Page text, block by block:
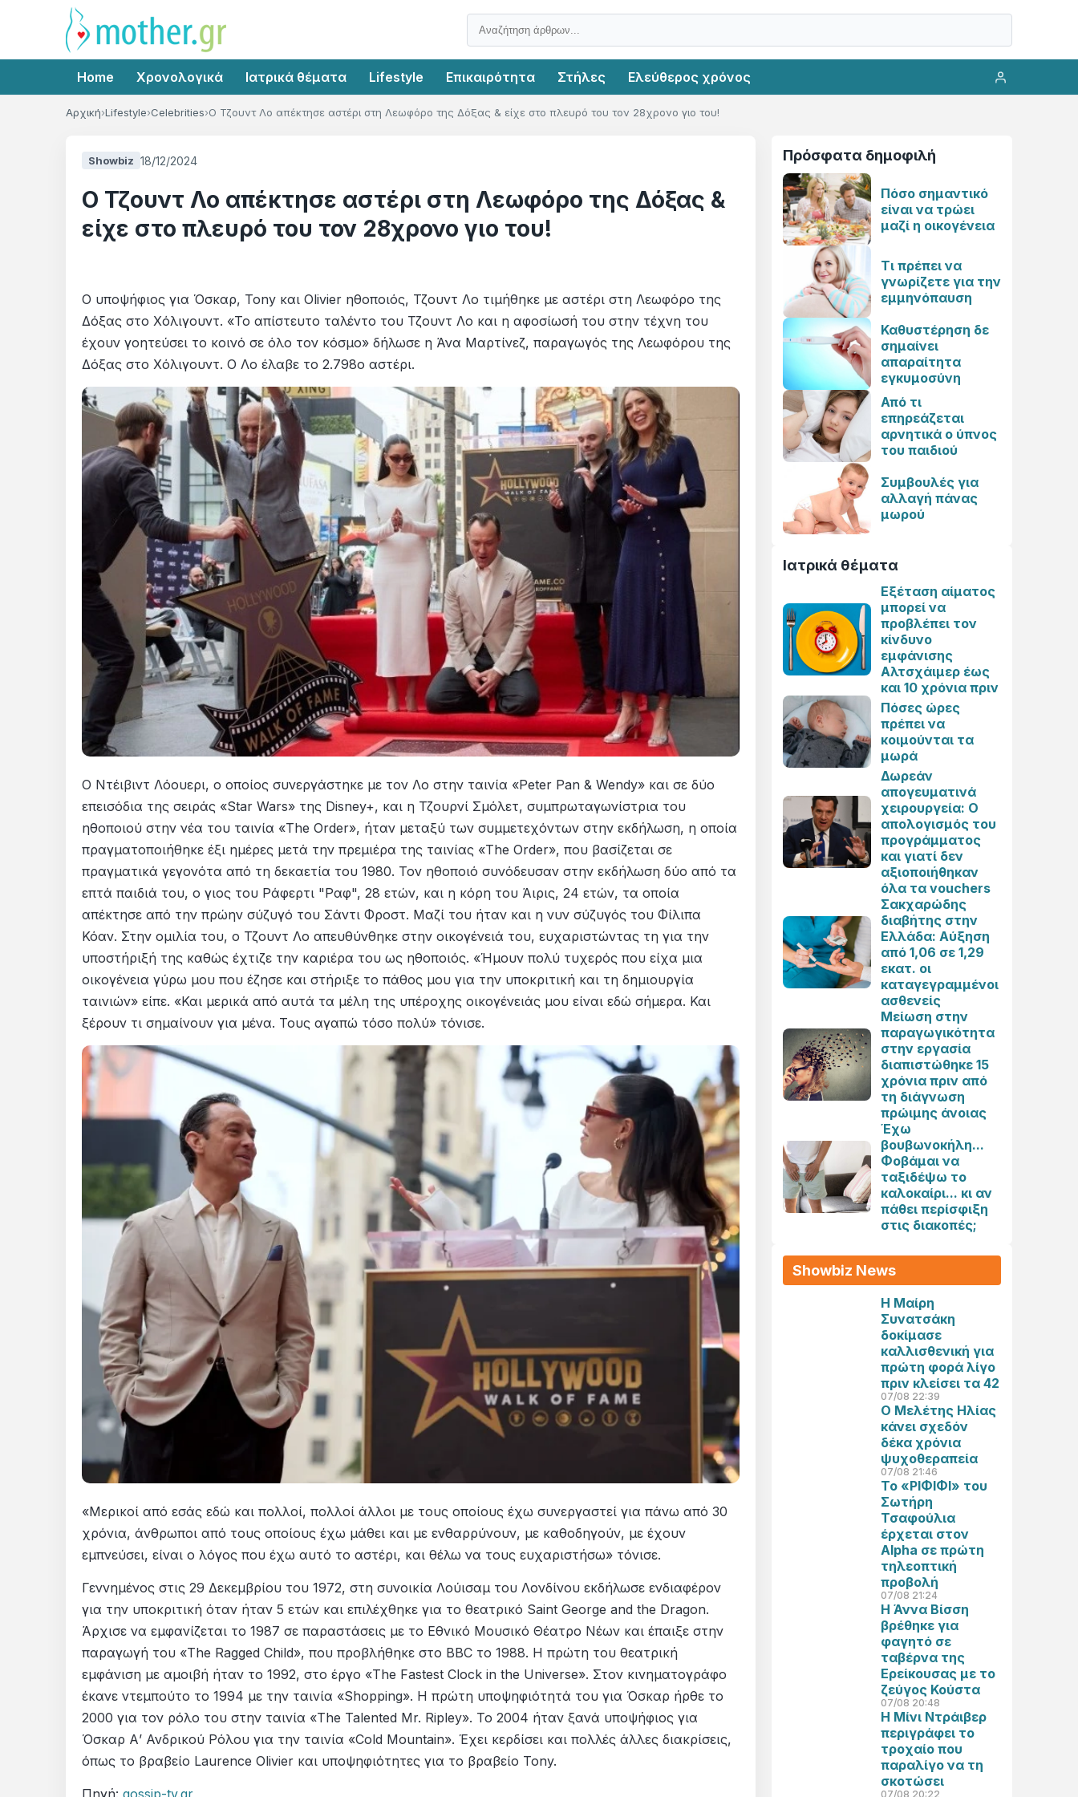
Home Χρονολογικά Ιατρικά θέματα Lifestyle Επικαιρότητα Στήλες Ελεύθερος χρόνος
Αρχική Lifestyle Celebrities Ο Τζουντ Λο απέκτησε αστέρι στη Λεωφόρο της Δόξας & είχε στο πλευρό του τον 28χρονο γιο του!
Showbiz 18/12/2024
Ο Τζουντ Λο απέκτησε αστέρι στη Λεωφόρο της Δόξας &
είχε στο πλευρό του τον 28χρονο γιο του!
Ο υποψήφιος για Όσκαρ, Tony και Olivier ηθοποιός, Τζουντ Λο τιμήθηκε με αστέρι στη Λεωφόρο της
Δόξας στο Χόλιγουντ. «Το απίστευτο ταλέντο του Τζουντ Λο και η αφοσίωσή του στην τέχνη του
έχουν γοητεύσει το κοινό σε όλο τον κόσμο» δήλωσε η Άνα Μαρτίνεζ, παραγωγός της Λεωφόρου της
Δόξας στο Χόλιγουντ. Ο Λο έλαβε το 2.798ο αστέρι.
Ο Ντέιβιντ Λόουερι, ο οποίος συνεργάστηκε με τον Λο στην ταινία «Peter Pan & Wendy» και σε δύο
επεισόδια της σειράς «Star Wars» της Disney+, και η Τζουρνί Σμόλετ, συμπρωταγωνίστρια του
ηθοποιού στην νέα του ταινία «The Order», ήταν μεταξύ των συμμετεχόντων στην εκδήλωση, η οποία
πραγματοποιήθηκε έξι ημέρες μετά την πρεμιέρα της ταινίας «The Order», που βασίζεται σε
πραγματικά γεγονότα από τη δεκαετία του 1980. Τον ηθοποιό συνόδευσαν στην εκδήλωση δύο από τα
επτά παιδιά του, ο γιος του Ράφερτι "Ραφ", 28 ετών, και η κόρη του Άιρις, 24 ετών, τα οποία
απέκτησε από την πρώην σύζυγό του Σάντι Φροστ. Μαζί του ήταν και η νυν σύζυγός του Φίλιπα
Κόαν. Στην ομιλία του, ο Τζουντ Λο απευθύνθηκε στην οικογένειά του, ευχαριστώντας τη για την
υποστήριξή της καθώς έχτιζε την καριέρα του ως ηθοποιός. «Ήμουν πολύ τυχερός που είχα μια
οικογένεια γύρω μου που έζησε και στήριξε το πάθος μου για την υποκριτική και τη δημιουργία
ταινιών» είπε. «Και μερικά από αυτά τα μέλη της υπέροχης οικογένειάς μου είναι εδώ σήμερα. Και
ξέρουν τι σημαίνουν για μένα. Τους αγαπώ τόσο πολύ» τόνισε.
«Μερικοί από εσάς εδώ και πολλοί, πολλοί άλλοι με τους οποίους έχω συνεργαστεί για πάνω από 30
χρόνια, άνθρωποι από τους οποίους έχω μάθει και με ενθαρρύνουν, με καθοδηγούν, με έχουν
εμπνεύσει, είναι ο λόγος που έχω αυτό το αστέρι, και θέλω να τους ευχαριστήσω» τόνισε.
Γεννημένος στις 29 Δεκεμβρίου του 1972, στη συνοικία Λούισαμ του Λονδίνου εκδήλωσε ενδιαφέρον
για την υποκριτική όταν ήταν 5 ετών και επιλέχθηκε για το θεατρικό Saint George and the Dragon.
Άρχισε να εμφανίζεται το 1987 σε παραστάσεις με το Εθνικό Μουσικό Θέατρο Νέων και έπαιξε στην
παραγωγή του «The Ragged Child», που προβλήθηκε στο BBC το 1988. Η πρώτη του θεατρική
εμφάνιση με αμοιβή ήταν το 1992, στο έργο «The Fastest Clock in the Universe». Στον κινηματογράφο
έκανε ντεμπούτο το 1994 με την ταινία «Shopping». Η πρώτη υποψηφιότητά του για Όσκαρ ήρθε το
2000 για τον ρόλο του στην ταινία «The Talented Mr. Ripley». Το 2004 ήταν ξανά υποψήφιος για
Όσκαρ Α’ Ανδρικού Ρόλου για την ταινία «Cold Mountain». Έχει κερδίσει και πολλές άλλες διακρίσεις,
όπως το βραβείο Laurence Olivier και υποψηφιότητες για το βραβείο Tony.
Πρόσφατα δημοφιλή
Πόσο σημαντικό
είναι να τρώει
μαζί η οικογένεια
Τι πρέπει να
γνωρίζετε για την
εμμηνόπαυση
Καθυστέρηση δε
σημαίνει
απαραίτητα
εγκυμοσύνη
Από τι
επηρεάζεται
αρνητικά ο ύπνος
του παιδιού
Συμβουλές για
αλλαγή πάνας
μωρού
Ιατρικά θέματα
Εξέταση αίματος
μπορεί να
προβλέπει τον
κίνδυνο
εμφάνισης
Αλτσχάιμερ έως
και 10 χρόνια πριν
Πόσες ώρες
πρέπει να
κοιμούνται τα
μωρά
Δωρεάν
απογευματινά
χειρουργεία: Ο
απολογισμός του
προγράμματος
και γιατί δεν
αξιοποιήθηκαν
όλα τα vouchers
Σακχαρώδης
διαβήτης στην
Ελλάδα: Αύξηση
από 1,06 σε 1,29
εκατ. οι
καταγεγραμμένοι
ασθενείς
Μείωση στην
παραγωγικότητα
στην εργασία
διαπιστώθηκε 15
χρόνια πριν από
τη διάγνωση
πρώιμης άνοιας
Έχω
βουβωνοκήλη...
Φοβάμαι να
ταξιδέψω το
καλοκαίρι... κι αν
πάθει περίσφιξη
στις διακοπές;
Showbiz News
Η Μαίρη
Συνατσάκη
δοκίμασε
καλλισθενική για
πρώτη φορά λίγο
πριν κλείσει τα 42
07/08 22:39
Ο Μελέτης Ηλίας
κάνει σχεδόν
δέκα χρόνια
ψυχοθεραπεία
07/08 21:46
Το «ΡΙΦΙΦΙ» του
Σωτήρη
Τσαφούλια
έρχεται στον
Alpha σε πρώτη
τηλεοπτική
προβολή
07/08 21:24
Η Άννα Βίσση
βρέθηκε για
φαγητό σε
ταβέρνα της
Ερείκουσας με το
ζεύγος Κούστα
07/08 20:48
Η Μίνι Ντράιβερ
περιγράφει το
τροχαίο που
παραλίγο να τη
σκοτώσει
07/08 20:22